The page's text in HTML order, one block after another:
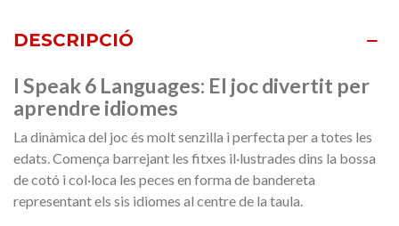
DESCRIPCIÓ
I Speak 6 Languages: El joc divertit per
aprendre idiomes
La dinàmica del joc és molt senzilla i perfecta per a totes les
edats. Comença barrejant les fitxes il·lustrades dins la bossa
de cotó i col·loca les peces en forma de bandereta
representant els sis idiomes al centre de la taula.